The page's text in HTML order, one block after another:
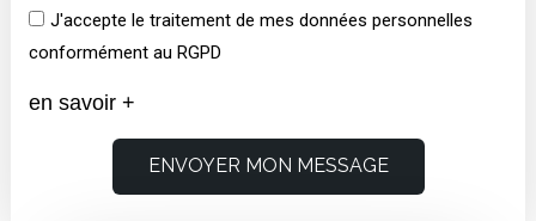
J'accepte le traitement de mes données personnelles
conformément au RGPD
en savoir +
ENVOYER MON MESSAGE